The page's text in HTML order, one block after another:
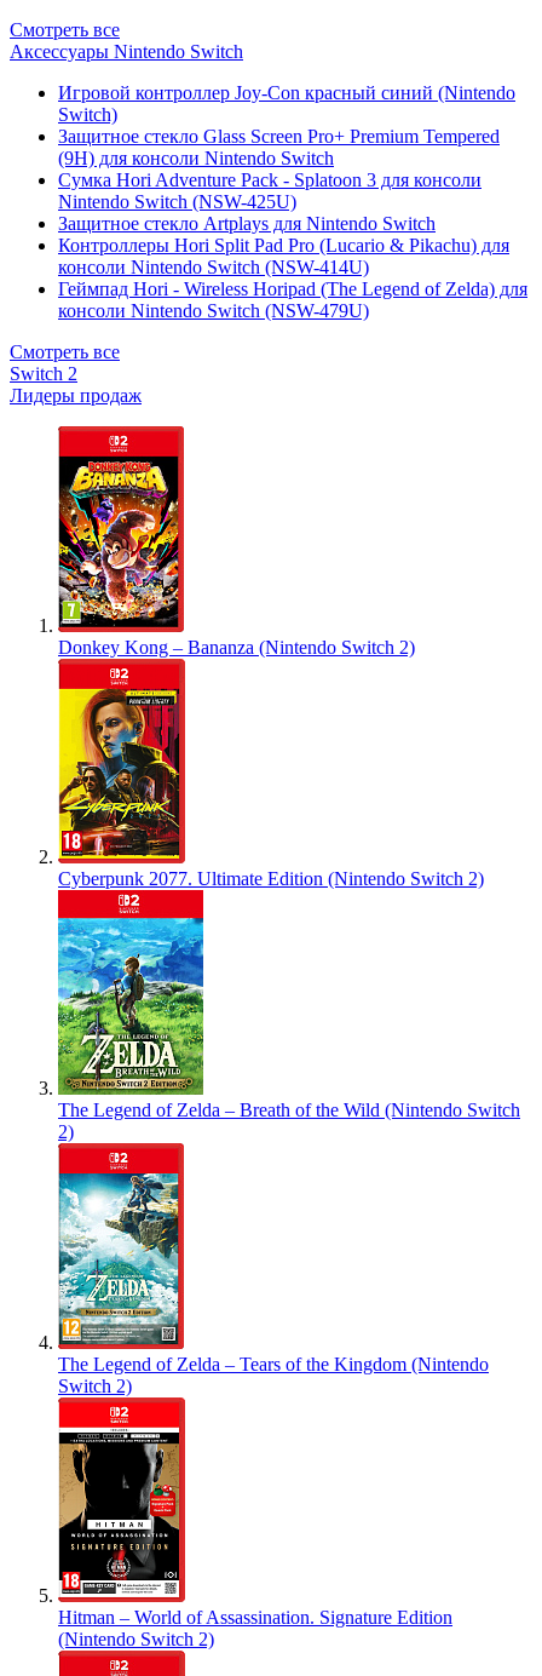
Смотреть все
Аксессуары Nintendo Switch
Игровой контроллер Joy-Con красный синий (Nintendo
Switch)
Защитное стекло Glass Screen Pro+ Premium Tempered
(9H) для консоли Nintendo Switch
Сумка Hori Adventure Pack - Splatoon 3 для консоли
Nintendo Switch (NSW-425U)
Защитное стекло Artplays для Nintendo Switch
Контроллеры Hori Split Pad Pro (Lucario & Pikachu) для
консоли Nintendo Switch (NSW-414U)
Геймпад Hori - Wireless Horipad (The Legend of Zelda) для
консоли Nintendo Switch (NSW-479U)
Смотреть все
Switch 2
Лидеры продаж
Donkey Kong – Bananza (Nintendo Switch 2)
Cyberpunk 2077. Ultimate Edition (Nintendo Switch 2)
The Legend of Zelda – Breath of the Wild (Nintendo Switch
2)
The Legend of Zelda – Tears of the Kingdom (Nintendo
Switch 2)
Hitman – World of Assassination. Signature Edition
(Nintendo Switch 2)